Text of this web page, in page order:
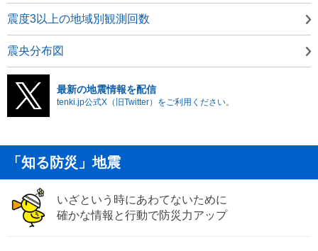
震度3以上の地域別観測回数
震央分布図
最新の地震情報を配信
tenki.jp公式X（旧Twitter）をご利用ください。
「知る防災」地震
いざという時にあわてないために
確かな情報と行動で防災力アップ